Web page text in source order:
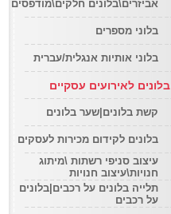
אביזרים\בלונים חלקים\מודפסים
בלוני מספרים
בלוני אותיות אנגלית/עברית
בלונים לאירועים עסקיים
קשת בלונים|שער בלונים
בלונים לקידום מכירות לעסקים
עיצוב סניפי רשתות \מיתוג
חנויות\עיצוב חנויות
תלייה בלונים על רכבים|בלונים
על רכבים